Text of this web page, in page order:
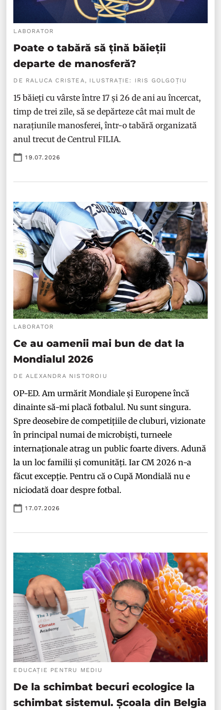
LABORATOR
Poate o tabără să țină băieții
departe de manosferă?
DE RALUCA CRISTEA, ILUSTRAȚIE: IRIS GOLGOȚIU
15 băieți cu vârste între 17 și 26 de ani au încercat,
timp de trei zile, să se depărteze cât mai mult de
narațiunile manosferei, într-o tabără organizată
anul trecut de Centrul FILIA.
19.07.2026
LABORATOR
Ce au oamenii mai bun de dat la
Mondialul 2026
DE ALEXANDRA NISTOROIU
OP-ED. Am urmărit Mondiale și Europene încă
dinainte să-mi placă fotbalul. Nu sunt singura.
Spre deosebire de competițiile de cluburi, vizionate
în principal numai de microbiști, turneele
internaționale atrag un public foarte divers. Adună
la un loc familii și comunități. Iar CM 2026 n-a
făcut excepție. Pentru că o Cupă Mondială nu e
niciodată doar despre fotbal.
17.07.2026
EDUCAȚIE PENTRU MEDIU
De la schimbat becuri ecologice la
schimbat sistemul. Școala din Belgia